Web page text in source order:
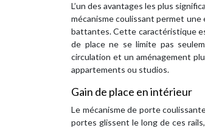
L’un des avantages les plus
mécanisme coulissant permet
battantes. Cette caractéristique
de place ne se limite pas
circulation et un aménagement
appartements ou studios.
Gain de place en intérieur
Le mécanisme de porte
portes glissent le long de ces